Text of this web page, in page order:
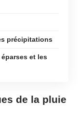
précipitations
et les
de la pluie